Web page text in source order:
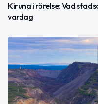
Kiruna i rörelse: Vad
vardag